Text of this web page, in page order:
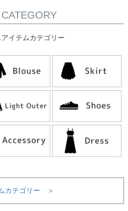
アイテムカテゴリー
カテゴリー ＞